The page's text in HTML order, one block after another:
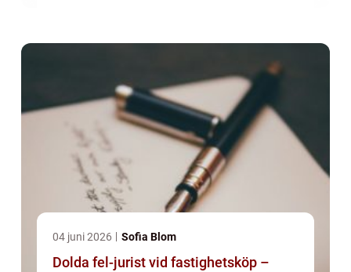
04 juni 2026 Sofia Blom
Dolda fel-jurist vid fastighetsköp –